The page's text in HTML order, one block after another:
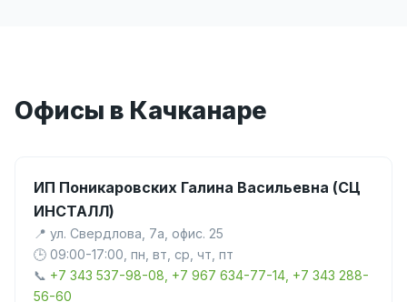
Офисы в Качканаре
ИП Поникаровских Галина Васильевна (СЦ
ИНСТАЛЛ)
📍 ул. Свердлова, 7а, офис. 25
🕒 09:00-17:00, пн, вт, ср, чт, пт
📞 +7 343 537-98-08, +7 967 634-77-14, +7 343 288-
56-60